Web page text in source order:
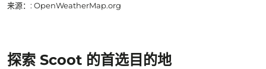
来源： : OpenWeatherMap.org
探索 Scoot 的首选目的地